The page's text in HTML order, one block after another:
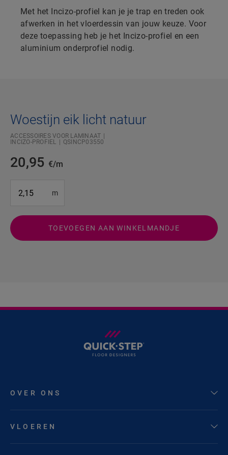
Met het Incizo-profiel kan je je trap en treden ook
afwerken in het vloerdessin van jouw keuze. Voor
deze toepassing heb je het Incizo-profiel en een
aluminium onderprofiel nodig.
Woestijn eik licht natuur
ACCESSOIRES VOOR LAMINAAT
INCIZO-PROFIEL
QSINCP03550
20,95 €/m
m
TOEVOEGEN AAN WINKELMANDJE
OVER ONS
VLOEREN